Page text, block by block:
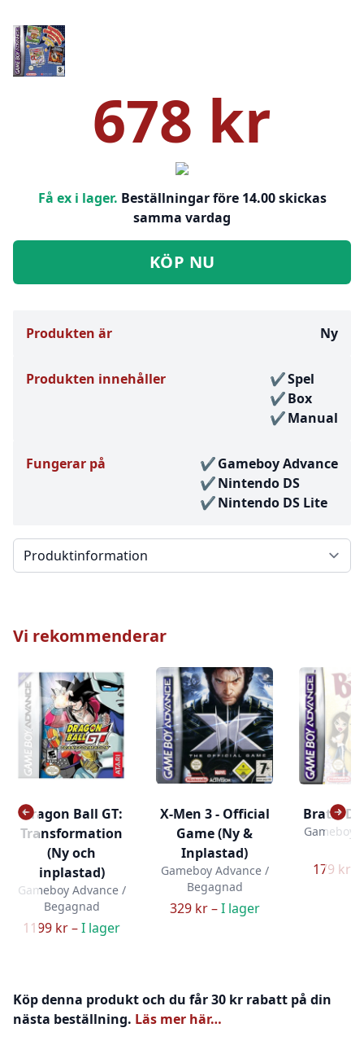
678 kr
Få ex i lager. Beställningar före 14.00 skickas
samma vardag
KÖP NU
Produkten är Ny
Produkten innehåller
Spel
Box
Manual
Fungerar på
Gameboy Advance
Nintendo DS
Nintendo DS Lite
Välj en flik
Vi rekommenderar
Dragon Ball GT:
Transformation
(Ny och
inplastad)
Gameboy Advance /
Begagnad
1199 kr –I lager
X-Men 3 - Official
Game (Ny &
Inplastad)
Gameboy Advance /
Begagnad
329 kr –I lager
Bratz:
Gameboy
179 kr –
Köp denna produkt och du får 30 kr rabatt på din
nästa beställning. Läs mer här…